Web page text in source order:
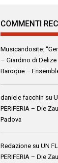
COMMENTI
Musicandosite:
– Giardino di Delize
Baroque –
daniele facchin su
PERIFERIA – Die
Padova
Redazione suUN
PERIFERIA – Die